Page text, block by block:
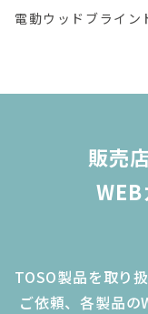
電動ウッドブライン
販売
TOSO製品を取り
ご依頼、 各製品の